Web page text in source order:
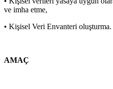
ve imha etme,
• Kişisel Veri Envanteri oluşturma.
AMAÇ